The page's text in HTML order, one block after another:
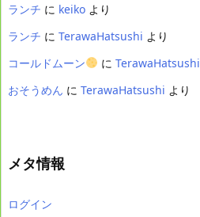
ランチ に keiko より
ランチ に TerawaHatsushi より
コールドムーン
に TerawaHatsushi
おそうめん に TerawaHatsushi より
メタ情報
ログイン